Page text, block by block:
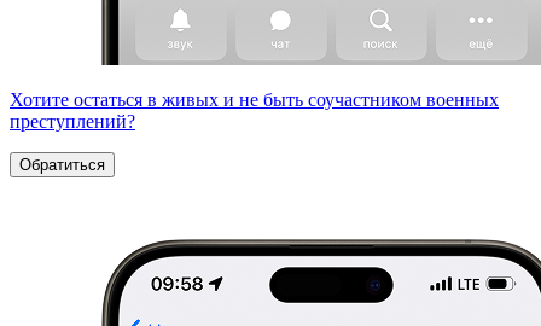
Хотите остаться в живых и не быть соучастником военных
преступлений?
Обратиться